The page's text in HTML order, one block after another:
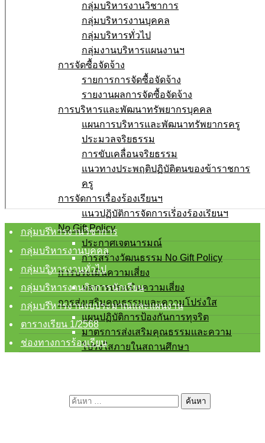
กลุ่มบริหารงานวิชาการ
กลุ่มบริหารงานบุคคล
กลุ่มบริหารทั่วไป
กลุ่มงานบริหารแผนงานฯ
การจัดซื้อจัดจ้าง
รายการการจัดซื้อจัดจ้าง
รายงานผลการจัดซื้อจัดจ้าง
การบริหารและพัฒนาทรัพยากรบุคคล
แผนการบริหารและพัฒนาทรัพยากรครู
ประมวลจริยธรรม
การขับเคลื่อนจริยธรรม
แนวทางประพฤติปฏิบัติตนของข้าราชการ
ครู
การจัดการเรื่องร้องเรียนฯ
แนวปฏิบัติการจัดการเรื่องร้องเรียนฯ
No Gift Policy
ประกาศเจตนารมณ์
การสร้างวัฒนธรรม No Gift Policy
การประเมินความเสี่ยง
ผลการประเมินความเสี่ยง
การส่งเสริมคุณธรรมและความโปร่งใส
แผนปฏิบัติการป้องกันการทุจริต
มาตรการส่งเสริมคุณธรรมเเละความ
โปร่งใสภายในสถานศึกษา
กลุ่มบริหารงานวิชาการ
กลุ่มบริหารงานบุคคล
กลุ่มบริหารงานทั่วไป
กลุ่มบริหารงานกิจการนักเรียน
กลุ่มบริหารงานงบประมาณและแผนงาน
ตารางเรียน 1/2568
ช่องทางการร้องเรียน